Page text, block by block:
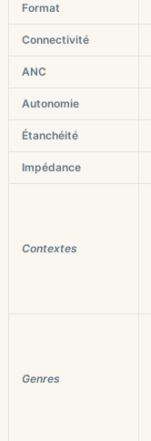
Format
Connectivité
ANC
Autonomie
Étanchéité
Impédance
Contextes
Genres